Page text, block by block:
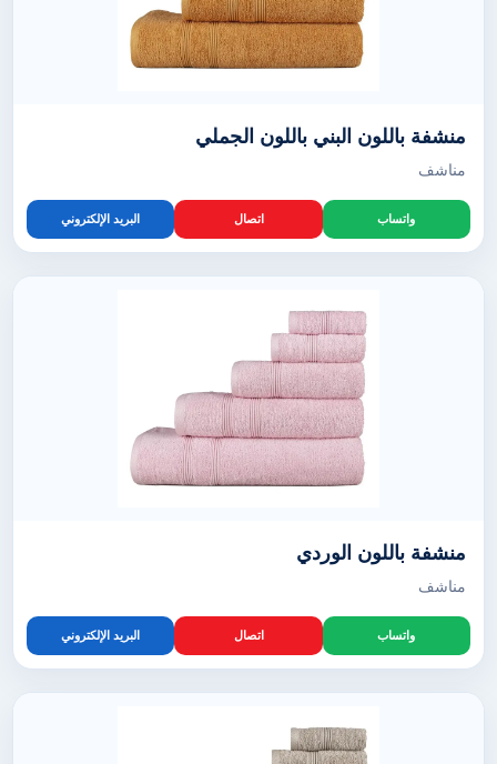
منشفة باللون البني باللون الجملي
مناشف
واتساب اتصال البريد الإلكتروني
منشفة باللون الوردي
مناشف
واتساب اتصال البريد الإلكتروني